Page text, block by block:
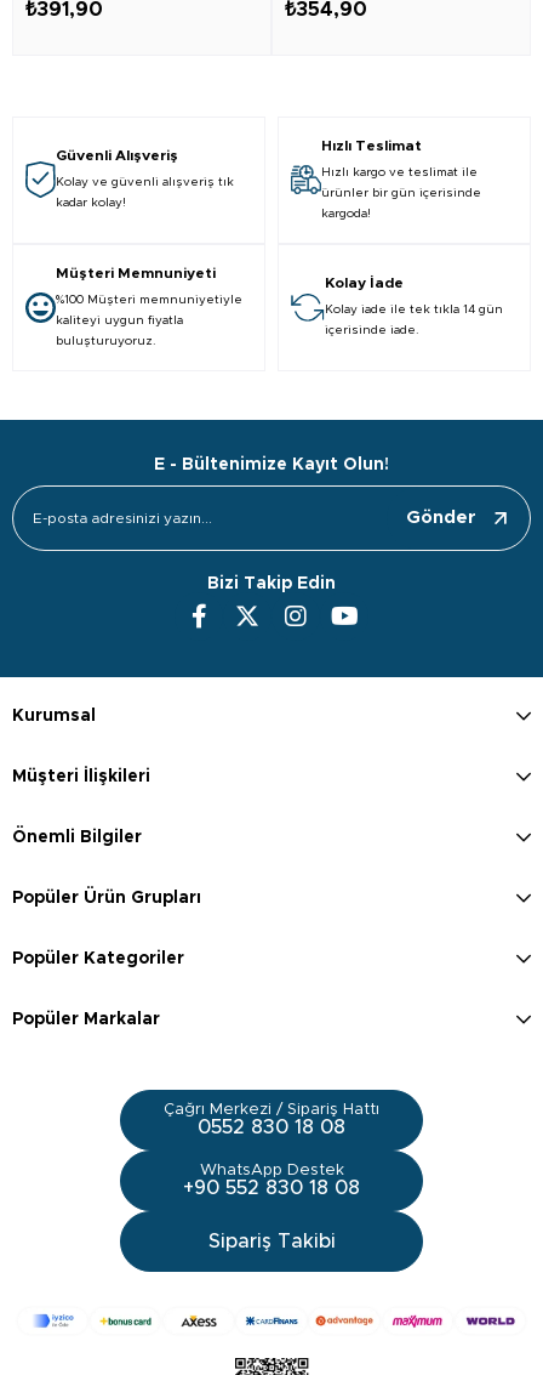
₺391,90 ₺354,90
Güvenli Alışveriş
Kolay ve güvenli alışveriş tık
kadar kolay!
Hızlı Teslimat
Hızlı kargo ve teslimat ile
ürünler bir gün içerisinde
kargoda!
Müşteri Memnuniyeti
%100 Müşteri memnuniyetiyle
kaliteyi uygun fiyatla
buluşturuyoruz.
Kolay İade
Kolay iade ile tek tıkla 14 gün
içerisinde iade.
E - Bültenimize Kayıt Olun!
Gönder
Bizi Takip Edin
Kurumsal
Müşteri İlişkileri
Önemli Bilgiler
Popüler Ürün Grupları
Popüler Kategoriler
Popüler Markalar
Çağrı Merkezi / Sipariş Hattı
0552 830 18 08
WhatsApp Destek
+90 552 830 18 08
Sipariş Takibi